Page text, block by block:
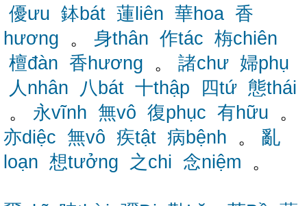
優ưu 鉢bát 蓮liên 華hoa 香
hương 。 身thân 作tác 栴chiên
檀đàn 香hương 。 諸chư 婦phụ
人nhân
八bát 十thập 四tứ 態thái
。 永vĩnh 無vô 復phục 有hữu 。
亦diệc 無vô 疾tật 病bệnh 。 亂
loạn 想tưởng 之chi 念niệm 。